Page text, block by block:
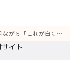
れが白くなったら…」と空想して嬉しそうに笑う顔
イト